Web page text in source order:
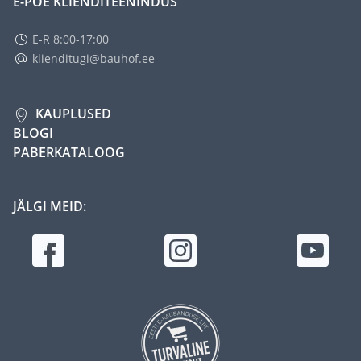
E-R 8:00-17:00
klienditugi@bauhof.ee
KAUPLUSED
BLOGI
PABERKATALOOG
JÄLGI MEID: